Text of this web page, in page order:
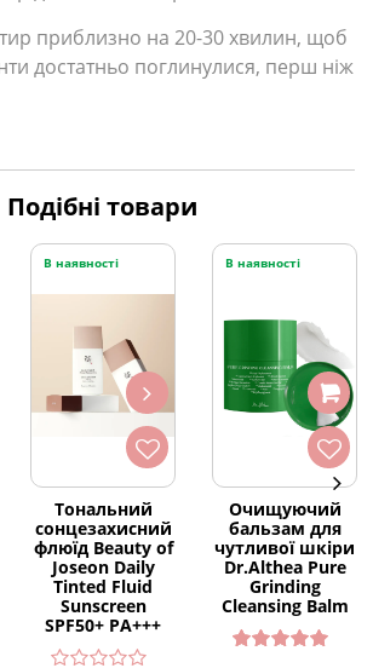
приблизно на 20-30 хвилин, щоб
достатньо поглинулися, перш ніж
Подібні товари
В наявності
Тональний
сонцезахисний
флюїд Beauty of
Joseon Daily
Tinted Fluid
Sunscreen
SPF50+ PA+++
В наявності
Очищуючий
бальзам для
чутливої шкіри
Dr.Althea Pure
Grinding
Cleansing Balm